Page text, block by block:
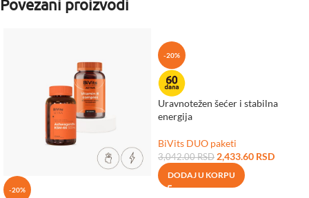
Povezani proizvodi
-20%
-20%
Uravnotežen šećer i stabilna
energija
BiVits DUO paketi
3,042.00RSD 2,433.60 RSD
DODAJ U KORPU